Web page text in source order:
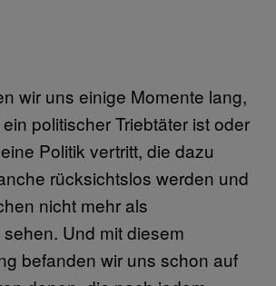
wir uns einige Momente lang,
politischer Triebtäter ist oder
Politik vertritt, die dazu
rücksichtslos werden und
nicht mehr als
Und mit diesem
befanden wir uns schon auf